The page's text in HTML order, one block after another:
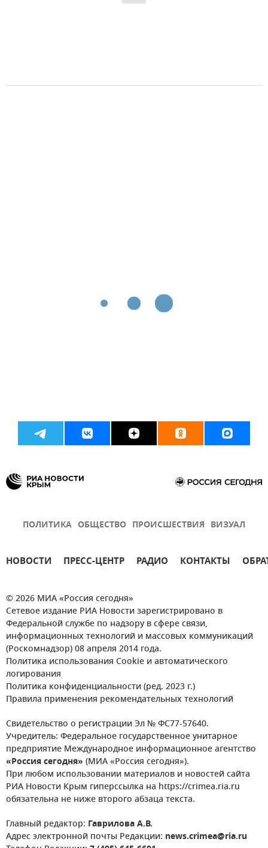
ПОЛИТИКА ОБЩЕСТВО ПРОИСШЕСТВИЯ ВИЗУАЛ
НОВОСТИ ПРЕСС-ЦЕНТР РАДИО КОНТАКТЫ
© 2026 МИА «Россия сегодня»
Сетевое издание РИА Новости зарегистрировано в
Федеральной службе по надзору в сфере связи,
информационных технологий и массовых коммуникаций
(Роскомнадзор) 08 апреля 2014 года.
Политика использования Cookie и автоматического
логирования
Политика конфиденциальности (ред. 2023 г.)
Правила применения рекомендательных технологий
Свидетельство о регистрации Эл № ФС77-57640.
Учредитель: Федеральное государственное унитарное
предприятие Международное информационное агентство
«Россия сегодня» (МИА «Россия сегодня»).
При любом использовании материалов и новостей сайта
РИА Новости Крым гиперссылка на https://crimea.ria.ru
обязательна не ниже второго абзаца текста.
Главный редактор: Гаврилова А.В.
Адрес электронной почты Редакции: news.crimea@ria.ru